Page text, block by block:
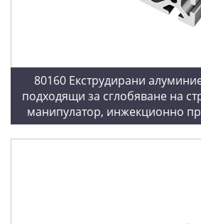
80160 Екструдирани
подходящи за сглобяване на
манипулатор, инжекционно
оборудване